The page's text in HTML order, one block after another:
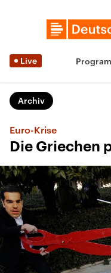
Live
Archiv
Euro-Krise
Die Griechen